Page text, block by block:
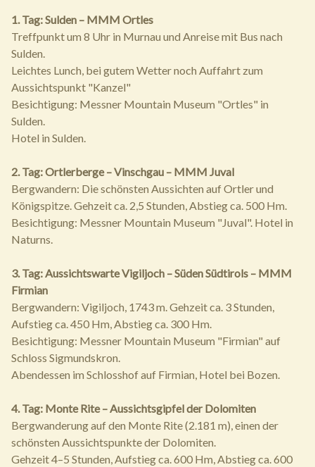
1. Tag: Sulden – MMM Ortles
Treffpunkt um 8 Uhr in Murnau und Anreise mit Bus nach
Sulden.
Leichtes Lunch, bei gutem Wetter noch Auffahrt zum
Aussichtspunkt "Kanzel"
Besichtigung: Messner Mountain Museum "Ortles" in
Sulden.
Hotel in Sulden.
2. Tag: Ortlerberge – Vinschgau – MMM Juval
Bergwandern: Die schönsten Aussichten auf Ortler und
Königspitze. Gehzeit ca. 2,5 Stunden, Abstieg ca. 500 Hm.
Besichtigung: Messner Mountain Museum "Juval". Hotel in
Naturns.
3. Tag: Aussichtswarte Vigiljoch – Süden Südtirols – MMM
Firmian
Bergwandern: Vigiljoch, 1743 m. Gehzeit ca. 3 Stunden,
Aufstieg ca. 450 Hm, Abstieg ca. 300 Hm.
Besichtigung: Messner Mountain Museum "Firmian" auf
Schloss Sigmundskron.
Abendessen im Schlosshof auf Firmian, Hotel bei Bozen.
4. Tag: Monte Rite – Aussichtsgipfel der Dolomiten
Bergwanderung auf den Monte Rite (2.181 m), einen der
schönsten Aussichtspunkte der Dolomiten.
Gehzeit 4–5 Stunden, Aufstieg ca. 600 Hm, Abstieg ca. 600